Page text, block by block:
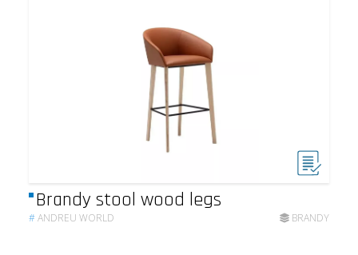
Brandy stool wood legs
#ANDREU WORLD BRANDY